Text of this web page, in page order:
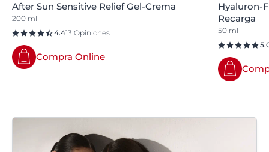
After Sun Sensitive Relief Gel-Crema
200 ml
4.413 Opiniones
Compra Online
Hyaluron-
Recarga
50 ml